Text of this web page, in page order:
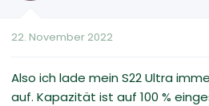
22. November 2022
Also ich lade mein S22 Ultra
auf. Kapazität ist auf 100 %